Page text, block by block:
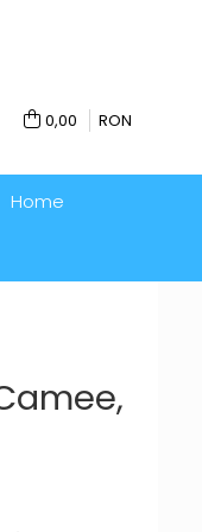
0,00 RON
Home